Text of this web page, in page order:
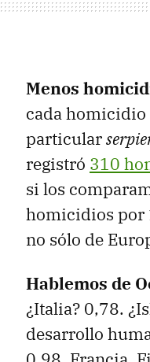
Menos
cada homicidio
particular
registró 310
si los
homicidios por
no sólo de
Hablemos de
¿Italia? 0,78.
desarrollo